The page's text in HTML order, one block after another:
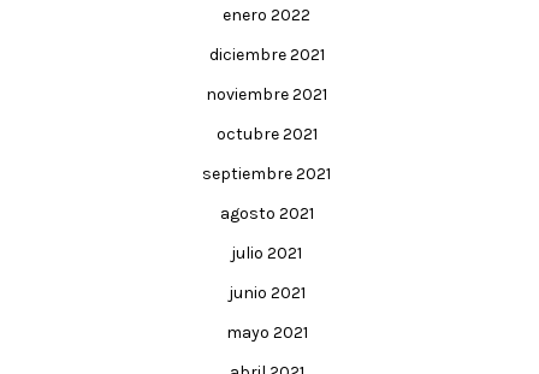
enero 2022
diciembre 2021
noviembre 2021
octubre 2021
septiembre 2021
agosto 2021
julio 2021
junio 2021
mayo 2021